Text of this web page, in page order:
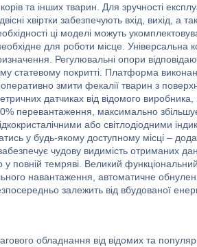
та інших тварин. Для зручності
хвіртки забезпечують вхід, вихід, а
ці моделі можуть
для роботи місце. Універсальна
Регулювальні опори
статевому покритті. Платформа
змити фекалії тварин з
датчиках від відомого виробника,
перевантаження, максимально
або світлодіодними
у будь-якому доступному місці –
чудову видимість отриманих
темряві. Великий функціональний
навантаження, автоматичне
залежить від вбудованої
обладнання від відомих та